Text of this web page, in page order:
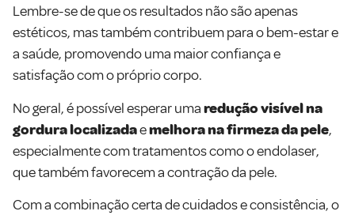
Lembre-se de que os resultados não são apenas
estéticos, mas também contribuem para o bem-estar e
a saúde, promovendo uma maior confiança e
satisfação com o próprio corpo.
No geral, é possível esperar umaredução visível na
gordura localizadaemelhora na firmeza da pele,
especialmente com tratamentos como o endolaser,
que também favorecem a contração da pele.
Com a combinação certa de cuidados e consistência, o